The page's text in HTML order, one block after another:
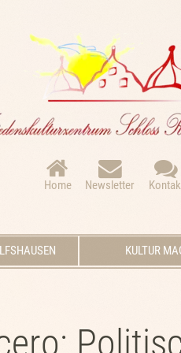
Navigation
überspringen
Home
Newsletter
KULTUR